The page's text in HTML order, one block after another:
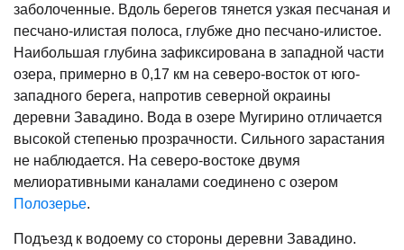
заболоченные. Вдоль берегов тянется узкая песчаная и
песчано-илистая полоса, глубже дно песчано-илистое.
Наибольшая глубина зафиксирована в западной части
озера, примерно в 0,17 км на северо-восток от юго-
западного берега, напротив северной окраины
деревни Завадино. Вода в озере Мугирино отличается
высокой степенью прозрачности. Сильного зарастания
не наблюдается. На северо-востоке двумя
мелиоративными каналами соединено с озером
Полозерье.
Подъезд к водоему со стороны деревни Завадино.